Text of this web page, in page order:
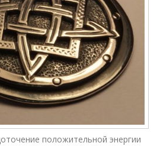
положительной энергии